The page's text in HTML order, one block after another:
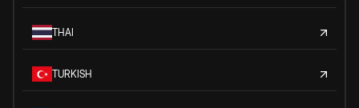
THAI
TURKISH